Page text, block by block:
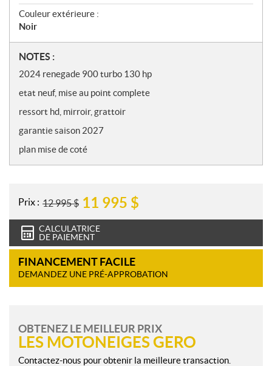
Couleur extérieure :
Noir
N
o
e
s
NOTES :
2024 renegade 900 turbo 130 hp
etat neuf, mise au point complete
ressort hd, mirroir, grattoir
garantie saison 2027
plan mise de coté
Prix : 12 995$ 11 995 $
CALCULATRICE
DE PAIEMENT
FINANCEMENT FACILE
DEMANDEZ UNE PRÉ-APPROBATION
OBTENEZ LE MEILLEUR PRIX
LES MOTONEIGES GERO
Contactez-nous pour obtenir la meilleure transaction.